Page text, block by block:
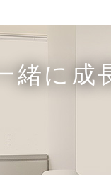
緒に成